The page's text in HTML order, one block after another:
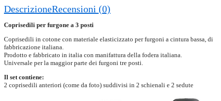
DescrizioneRecensioni (0)
Coprisedili per furgone a 3 posti
Coprisedili in cotone con materiale elasticizzato per furgoni a cintura bassa, di
fabbricazione italiana.
Prodotto e fabbricato in italia con manifattura della fodera italiana.
Universale per la maggior parte dei furgoni tre posti.
Il set contiene:
2 coprisedili anteriori (come da foto) suddivisi in 2 schienali e 2 sedute